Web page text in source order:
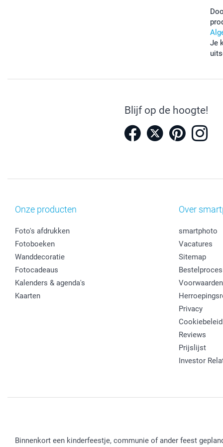
Je
Blijf op de hoogte!
Onze producten
Foto's afdrukken
Fotoboeken
Wanddecoratie
Fotocadeaus
Kalenders & agenda's
Kaarten
Over
smartphoto
Vacatures
Sitemap
Bestelproces
Voorwaarden
Privacy
Cookiebeleid
Reviews
Prijslijst
Investor
Binnenkort een kinderfeestje, communie of ander feest